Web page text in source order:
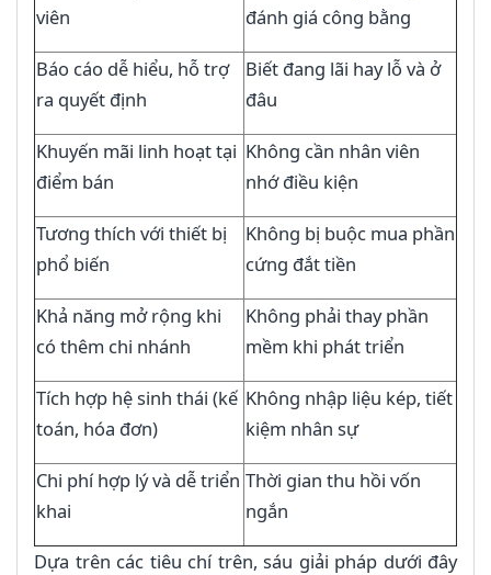
viên
đánh giá công bằng
Báo cáo dễ hiểu, hỗ trợ
ra quyết định
Biết đang lãi hay lỗ và ở
đâu
Khuyến mãi linh hoạt tại
điểm bán
Không cần nhân viên
nhớ điều kiện
Tương thích với thiết bị
phổ biến
Không bị buộc mua phần
cứng đắt tiền
Khả năng mở rộng khi
có thêm chi nhánh
Không phải thay phần
mềm khi phát triển
Tích hợp hệ sinh thái (kế
toán, hóa đơn)
Không nhập liệu kép, tiết
kiệm nhân sự
Chi phí hợp lý và dễ triển
khai
Thời gian thu hồi vốn
ngắn
Dựa trên các tiêu chí trên, sáu giải pháp dưới đây